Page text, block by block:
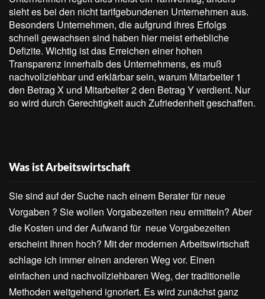
sieht es bei den nicht tarifgebundenen Unternehmen aus.
Besonders Unternehmen, die aufgrund ihres Erfolgs
schnell gewachsen sind haben hier meist erhebliche
Defizite. Wichtig ist das Erreichen einer hohen
Transparenz innerhalb des Unternehmens, es muß
nachvollziehbar und erklärbar sein, warum Mitarbeiter 1
den Betrag X und Mitarbeiter 2 den Betrag Y verdient. Nur
so wird durch Gerechtigkeit auch Zufriedenheit geschaffen.
Was ist Arbeitswirtschaft
Sie sind auf der Suche nach einem Berater für neue
Vorgaben ? Sie wollen Vorgabezeiten neu ermitteln? Aber
die Kosten und der Aufwand für neue Vorgabezeiten
erscheint Ihnen hoch? Mit der modernen Arbeitswirtschaft
schlage ich immer einen anderen Weg vor. Einen
einfachen und nachvollziehbaren Weg, der traditionelle
Methoden weitgehend ignoriert. Es wird zunächst ganz